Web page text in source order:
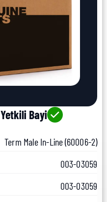
Yetkili Bayi
Term Male In-Line (60006-2)
003-03059
003-03059